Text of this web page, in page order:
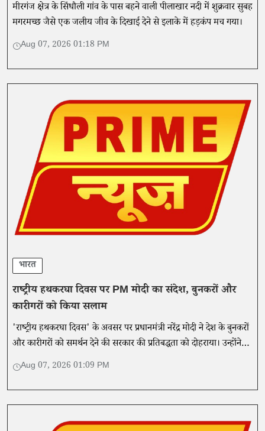
मीरगंज क्षेत्र के सिंधौली गांव के पास बहने वाली पीलाखार नदी में शुक्रवार सुबह
मगरमच्छ जैसे एक जलीय जीव के दिखाई देने से इलाके में हड़कंप मच गया।
Aug 07, 2026 01:18 PM
भारत
राष्ट्रीय हथकरघा दिवस पर PM मोदी का संदेश, बुनकरों और
कारीगरों को किया सलाम
'राष्ट्रीय हथकरघा दिवस' के अवसर पर प्रधानमंत्री नरेंद्र मोदी ने देश के बुनकरों
और कारीगरों को समर्थन देने की सरकार की प्रतिबद्धता को दोहराया। उन्होंने
इस खास अवसर पर लोगों से अपील करते हुए कहा...
Aug 07, 2026 01:09 PM